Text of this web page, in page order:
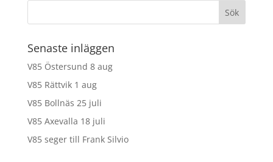
Senaste inläggen
V85 Östersund 8 aug
V85 Rättvik 1 aug
V85 Bollnäs 25 juli
V85 Axevalla 18 juli
V85 seger till Frank Silvio